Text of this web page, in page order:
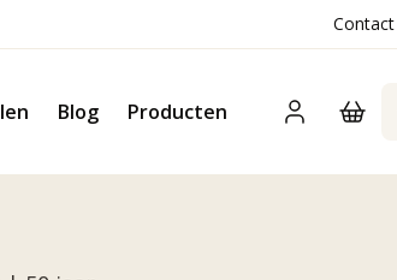
Contact
Blog Producten